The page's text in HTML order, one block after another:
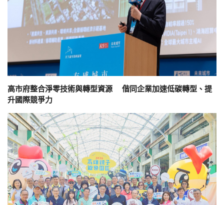
高市府整合淨零技術與轉型資源 偕同企業加速低碳轉型、提
升國際競爭力